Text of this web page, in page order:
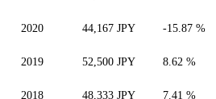
2020 44,167 JPY -15.87 %
2019 52,500 JPY 8.62 %
2018 48,333 JPY 7.41 %